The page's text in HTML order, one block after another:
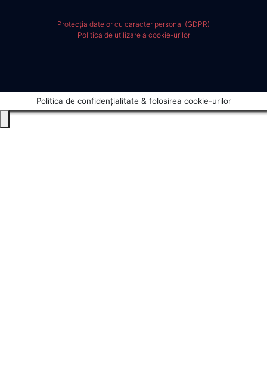
Protecția datelor cu caracter personal (GDPR)
Politica de utilizare a cookie-urilor
Politica de confidențialitate & folosirea cookie-urilor